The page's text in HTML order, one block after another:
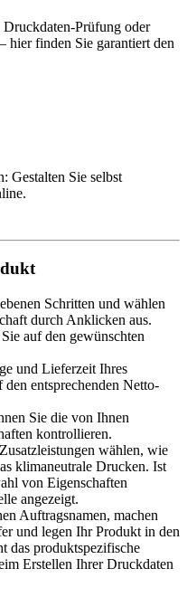
Prüfung oder
hier finden Sie garantiert den
Gestalten Sie selbst
Schritten und wählen
durch Anklicken aus.
auf den gewünschten
und Lieferzeit Ihres
entsprechenden Netto-
Sie die von Ihnen
kontrollieren.
wählen, wie
klimaneutrale Drucken. Ist
von Eigenschaften
angezeigt.
Auftragsnamen, machen
und legen Ihr Produkt in den
das produktspezifische
Erstellen Ihrer Druckdaten